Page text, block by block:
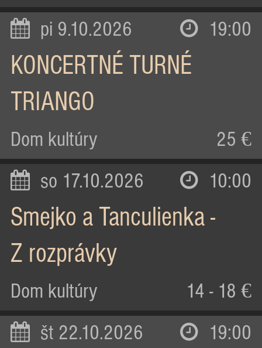
pi 9.10.2026 19:00
KONCERTNÉ TURNÉ
TRIANGO
Dom kultúry 25 €
so 17.10.2026 10:00
Smejko a Tanculienka -
Z rozprávky
Dom kultúry 14 - 18 €
št 22.10.2026 19:00